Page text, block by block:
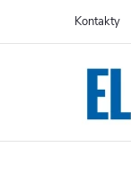
Kontakty